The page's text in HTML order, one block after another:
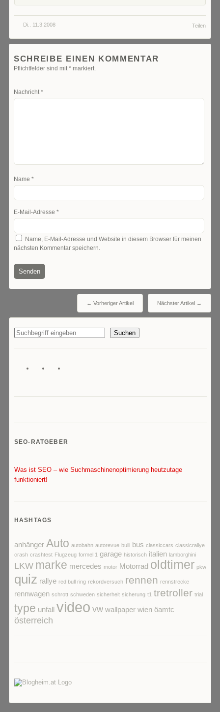
Teilen
Di.. 11.3.2008
SCHREIBE EINEN KOMMENTAR
Pflichtfelder sind mit * markiert.
Nachricht *
Name *
E-Mail-Adresse *
Name, E-Mail-Adresse und Website in diesem Browser für meinen
nächsten Kommentar speichern.
Nächster Artikel →
← Vorheriger Artikel
Suchen
SEO-RATGEBER
Was ist SEO – wie Suchmaschinenoptimierung heutzutage
funktioniert!
HASHTAGS
anhänger Auto autobahn autorevue bulli bus classiccars classicrallye
crash crashtest Flugzeug formel 1 garage historisch italien lamborghini
LKW marke mercedes motor Motorrad oldtimer pkw
quiz rallye red bull ring rekordversuch rennen rennstrecke
rennwagen schrott schweden sicherheit sicherung t1 tretroller trial
type unfall video vw wallpaper wien öamtc
österreich